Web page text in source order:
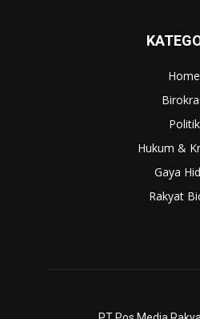
Home
Politik
Hukum &
Gaya
Rakyat